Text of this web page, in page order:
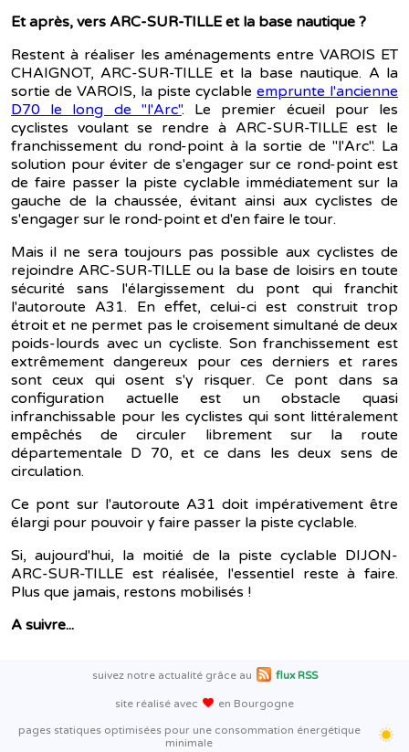
Et après, vers ARC-SUR-TILLE et la base nautique ?
Restent à réaliser les aménagements entre VAROIS ET
CHAIGNOT, ARC-SUR-TILLE et la base nautique. A la
sortie de VAROIS, la piste cyclable emprunte l'ancienne
D70 le long de "l'Arc". Le premier écueil pour les
cyclistes voulant se rendre à ARC-SUR-TILLE est le
franchissement du rond-point à la sortie de "l'Arc". La
solution pour éviter de s'engager sur ce rond-point est
de faire passer la piste cyclable immédiatement sur la
gauche de la chaussée, évitant ainsi aux cyclistes de
s'engager sur le rond-point et d'en faire le tour.
Mais il ne sera toujours pas possible aux cyclistes de
rejoindre ARC-SUR-TILLE ou la base de loisirs en toute
sécurité sans l'élargissement du pont qui franchit
l'autoroute A31. En effet, celui-ci est construit trop
étroit et ne permet pas le croisement simultané de deux
poids-lourds avec un cycliste. Son franchissement est
extrêmement dangereux pour ces derniers et rares
sont ceux qui osent s'y risquer. Ce pont dans sa
configuration actuelle est un obstacle quasi
infranchissable pour les cyclistes qui sont littéralement
empêchés de circuler librement sur la route
départementale D 70, et ce dans les deux sens de
circulation.
Ce pont sur l'autoroute A31 doit impérativement être
élargi pour pouvoir y faire passer la piste cyclable.
Si, aujourd'hui, la moitié de la piste cyclable DIJON-
ARC-SUR-TILLE est réalisée, l'essentiel reste à faire.
Plus que jamais, restons mobilisés !
A suivre...
suivez notre actualité grâce au flux RSS
site réalisé avec en Bourgogne
pages statiques optimisées pour une consommation énergétique
minimale